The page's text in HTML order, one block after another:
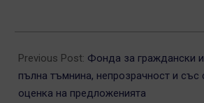
03-
05
Previous Post: Фонда за граждански
пълна тъмнина, непрозрачност и
оценка на предложенията